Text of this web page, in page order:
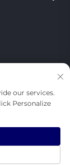
ာရင်းသွင်းပါ။
our services.
Personalize